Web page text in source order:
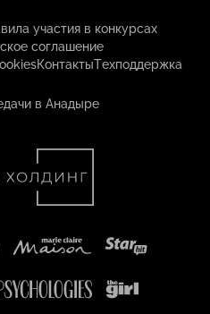
участия в конкурсах
соглашение
КонтактыТехподдержка
в Анадыре